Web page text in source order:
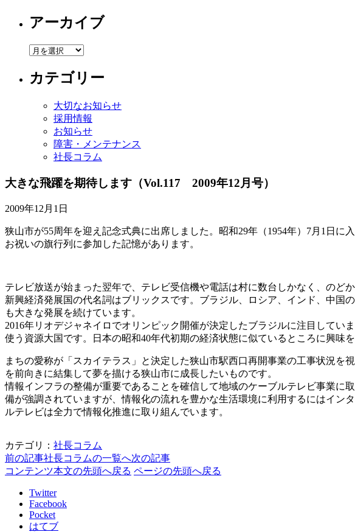
アーカイブ
ア
カ
イ
カテゴリー
大切なお知らせ
採用情報
お知らせ
障害・メンテナンス
社長コラム
大きな飛躍を期待します （Vol.117 2009年12月号）
2009年12月1日
狭山市が55周年を迎え記念式典に出席しました。昭和29年（1954年）7月1日
お祝いの旗行列に参加した記憶があります。
テレビ放送が始まった翌年で、テレビ受信機や電話は村に数台しかなく、のど
新興経済発展国の代名詞はブリックスです。ブラジル、ロシア、インド、中国
も大きな発展を続けています。
2016年リオデジャネイロでオリンピック開催が決定したブラジルに注目してい
使う資源大国です。日本の昭和40年代初期の経済状態に似ているところに興味
まちの愛称が「スカイテラス」と決定した狭山市駅西口再開事業の工事状況
を前向きに結集して夢を描ける狭山市に成長したいものです。
情報インフラの整備が重要であることを確信して地域のケーブルテレビ事業
備が強調されていますが、情報化の流れを豊かな生活環境に利用するにはイ
ルテレビは全力で情報化推進に取り組んでいます。
カテゴリ： 社長コラム
前の記事社長コラムの一覧へ次の記事
コンテンツ本文の先頭へ戻る ページの先頭へ戻る
Twitter
Facebook
Pocket
はてブ